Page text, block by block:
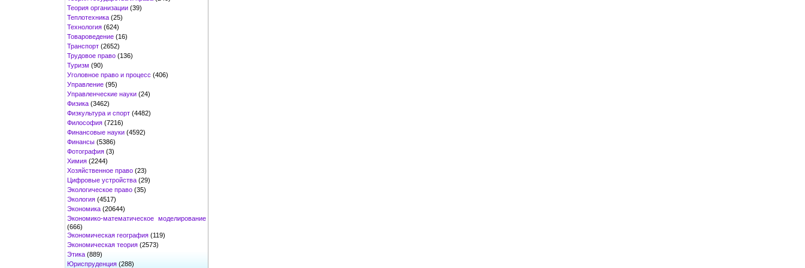
Теория организации (39)
Теплотехника (25)
Технология (624)
Товароведение (16)
Транспорт (2652)
Трудовое право (136)
Туризм (90)
Уголовное право и процесс (406)
Управление (95)
Управленческие науки (24)
Физика (3462)
Физкультура и спорт (4482)
Философия (7216)
Финансовые науки (4592)
Финансы (5386)
Фотография (3)
Химия (2244)
Хозяйственное право (23)
Цифровые устройства (29)
Экологическое право (35)
Экология (4517)
Экономика (20644)
Экономико-математическое моделирование
(666)
Экономическая география (119)
Экономическая теория (2573)
Этика (889)
Юриспруденция (288)